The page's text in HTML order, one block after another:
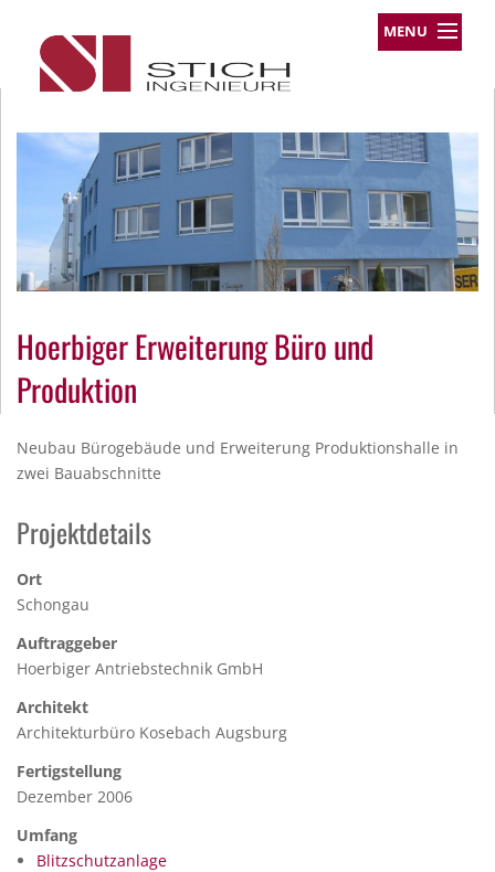
MENU
Leistungsprofil
Team
Über uns
Kontakt
Impressum
Datenschutz
Hoerbiger Erweiterung Büro und
Produktion
Neubau Bürogebäude und Erweiterung Produktionshalle in
zwei Bauabschnitte
Projektdetails
Ort
Schongau
Auftraggeber
Hoerbiger Antriebstechnik GmbH
Architekt
Architekturbüro Kosebach Augsburg
Fertigstellung
Dezember 2006
Umfang
Blitzschutzanlage